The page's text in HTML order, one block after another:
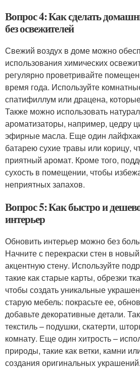
Вопрос 4: Как сделать
без освежителей
Свежий воздух в доме можно
использования химических
регулярно проветривайте
время года. Используйте
спатифиллум или драцена,
Также можно использовать
ароматизаторы, например, цедру
эфирные масла. Еще один
батарею сухие травы или корицу,
приятный аромат. Кроме того,
сухость в помещении, чтобы
неприятных запахов.
Вопрос 5: Как быстро и
интерьер
Обновить интерьер можно без
Начните с перекраски стен в
акцентную стену. Используйте
такие как старые карты, обрезки
чтобы создать уникальные
старую мебель: покрасьте ее,
добавьте декоративные детали.
текстиль – подушки, скатерти,
комнату. Еще один хитрость –
природы, такие как ветки, камни
создания оригинальных украшений.